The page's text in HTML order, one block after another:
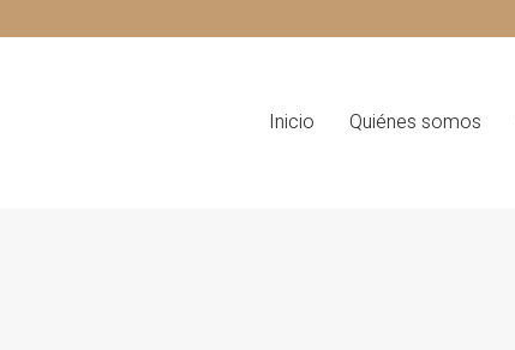
Inicio Quiénes somos